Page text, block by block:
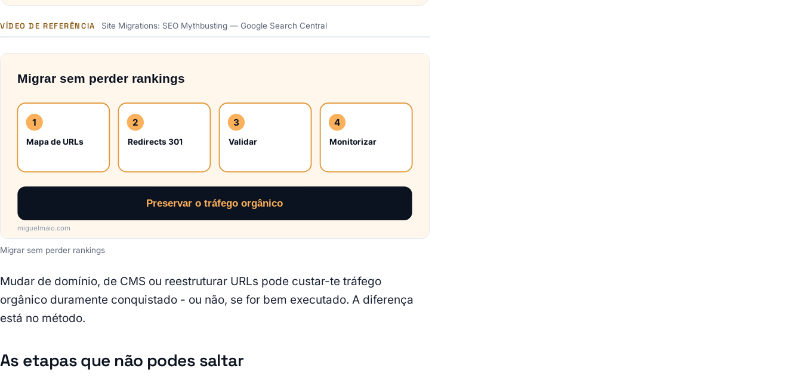
VÍDEO DE REFERÊNCIA Site Migrations: SEO Mythbusting — Google Search Central
Migrar sem perder rankings
Mudar de domínio, de CMS ou reestruturar URLs pode custar-te tráfego
orgânico duramente conquistado - ou não, se for bem executado. A diferença
está no método.
As etapas que não podes saltar